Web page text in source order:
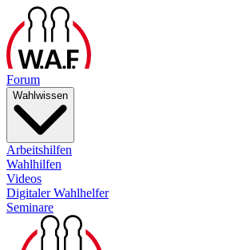
Forum
Wahlwissen
Arbeitshilfen
Wahlhilfen
Videos
Digitaler Wahlhelfer
Seminare